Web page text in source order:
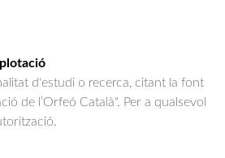
d'estudi o recerca, citant la font
de l’Orfeó Català". Per a qualsevol